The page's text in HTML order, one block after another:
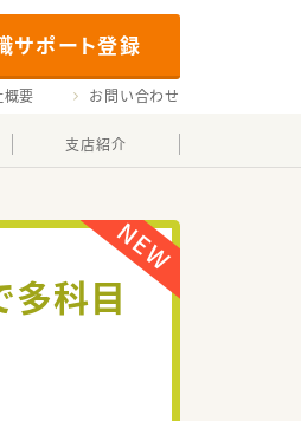
サポート登録
要 お問い合わせ
支店紹介
多科目